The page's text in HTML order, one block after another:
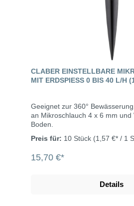
CLABER EINSTELLBARE
MIT ERDSPIESS 0 BIS 40 L/H
Geeignet zur 360°
an Mikroschlauch 4 x 6 mm und
Boden.
Preis für: 10 Stück (1,57 €* / 1
15,70 €*
Details